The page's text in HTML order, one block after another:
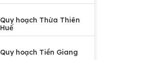
Quy hoạch Thừa Thiên
Huế
Quy hoạch Tiền Giang